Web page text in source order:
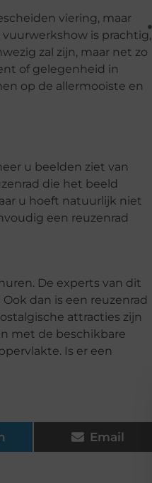
viering, maar
is prachtig,
zal zijn, maar net zo
of gelegenheid in
op de allermooiste en
u beelden ziet van
die het beeld
u hoeft natuurlijk niet
een reuzenrad
De experts van dit
dan is een reuzenrad
attracties zijn
met de beschikbare
Is er een
Email